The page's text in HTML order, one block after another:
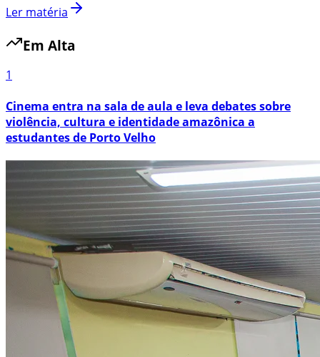
Ler matéria
Em Alta
1
Cinema entra na sala de aula e leva debates sobre
violência, cultura e identidade amazônica a
estudantes de Porto Velho